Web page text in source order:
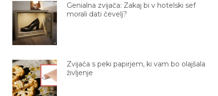
Genialna zvijača: Zakaj bi v hotelski sef
morali dati čevelj?
Zvijača s peki papirjem, ki vam bo olajšala
življenje